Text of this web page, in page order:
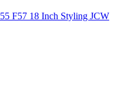
F57 18 Inch Styling JCW